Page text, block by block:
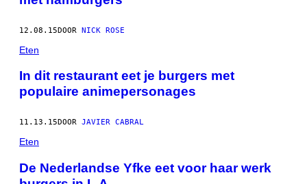
12.08.15DOOR NICK ROSE
Eten
In dit restaurant eet je burgers met
populaire animepersonages
11.13.15DOOR JAVIER CABRAL
Eten
De Nederlandse Yfke eet voor haar werk